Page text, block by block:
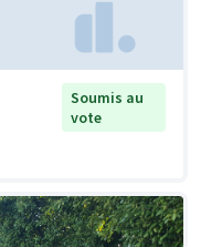
Soumis au
vote